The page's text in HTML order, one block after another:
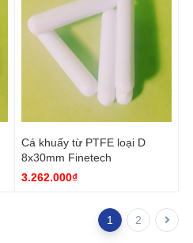
Cá khuấy từ PTFE loại D
8x30mm Finetech
3.262.000₫
1 2